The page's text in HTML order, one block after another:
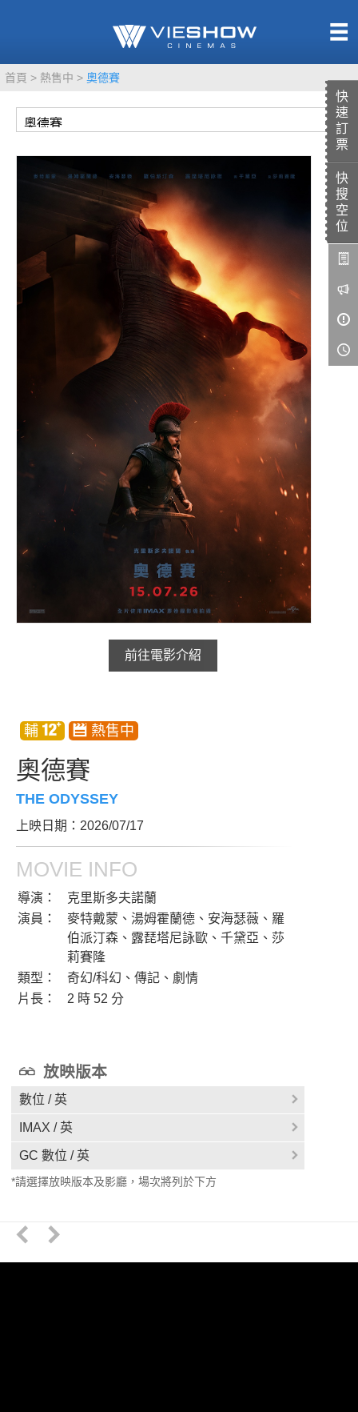
快
速
訂
票
快
搜
空
位
首頁 熱售中 奧德賽
前往電影介紹
奧德賽
THE ODYSSEY
上映日期：2026/07/17
MOVIE INFO
導演：
克里斯多夫諾蘭
演員：
麥特戴蒙、湯姆霍蘭德、安海瑟薇、羅
伯派汀森、露琵塔尼詠歐、千黛亞、莎
莉賽隆
類型：
奇幻/科幻、傳記、劇情
片長：
2 時 52 分
放映版本
數位 / 英
IMAX / 英
GC 數位 / 英
*請選擇放映版本及影廳，場次將列於下方
TITAN SCREEN
MUCROWN
4DX
GOLD CLASS
LIVE演唱會
UNICORN
影城活動
中獎名單
合作夥伴
加入iShow
會員Q&A